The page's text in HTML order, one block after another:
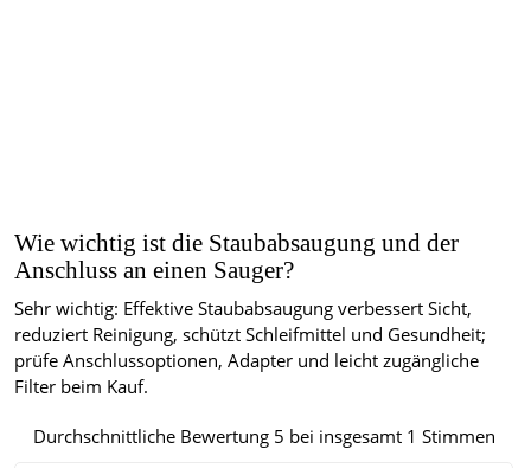
Wie wichtig ist die Staubabsaugung und der
Anschluss an einen Sauger?
Sehr wichtig: Effektive Staubabsaugung verbessert Sicht,
reduziert Reinigung, schützt Schleifmittel und Gesundheit;
prüfe Anschlussoptionen, Adapter und leicht zugängliche
Filter beim Kauf.
Durchschnittliche Bewertung 5 bei insgesamt 1 Stimmen